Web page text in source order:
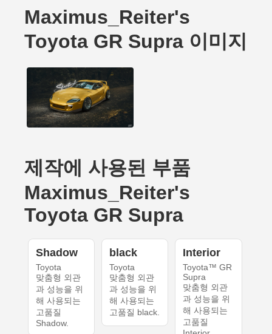
Maximus_Reiter's
Toyota GR Supra 이미지
제작에 사용된 부품
Maximus_Reiter's
Toyota GR Supra
Shadow
Toyota
맞춤형 외관
과 성능을 위
해 사용되는
고품질
Shadow.
black
Toyota
맞춤형 외관
과 성능을 위
해 사용되는
고품질 black.
Interior
Toyota™ GR
Supra
맞춤형 외관
과 성능을 위
해 사용되는
고품질